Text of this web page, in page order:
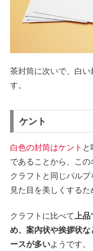
茶封筒に次いで、白い
す。
ケント
白色の封筒はケント と
であることから、こ
クラフトと同じパル
見た目を美しくするた
クラフトに比べて
上
め、案内状や挨拶状
ースが多いようです。